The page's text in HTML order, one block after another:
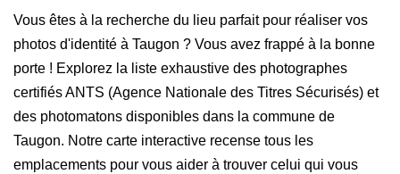
Vous êtes à la recherche du lieu parfait pour réaliser vos
photos d'identité à Taugon ? Vous avez frappé à la bonne
porte ! Explorez la liste exhaustive des photographes
certifiés ANTS (Agence Nationale des Titres Sécurisés) et
des photomatons disponibles dans la commune de
Taugon. Notre carte interactive recense tous les
emplacements pour vous aider à trouver celui qui vous